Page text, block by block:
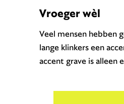
Vroeger wèl
Veel mensen hebben
lange klinkers een
accent grave is alleen